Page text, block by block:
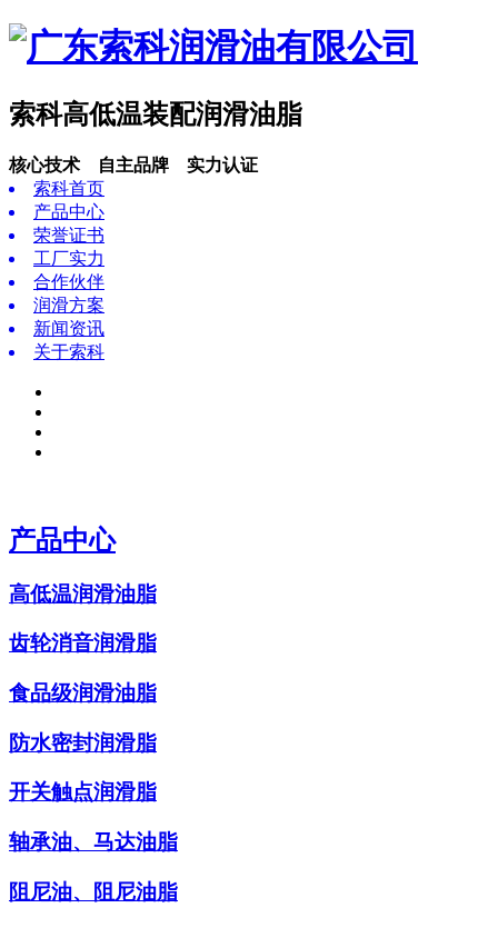
索科高低温装配润滑油脂
核心技术 自主品牌 实力认证
索科首页
产品中心
荣誉证书
工厂实力
合作伙伴
润滑方案
新闻资讯
关于索科
产品中心
高低温润滑油脂
齿轮消音润滑脂
食品级润滑油脂
防水密封润滑脂
开关触点润滑脂
轴承油、马达油脂
阻尼油、阻尼油脂